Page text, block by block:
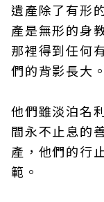
遺產除了有形
產是無形的身
那裡得到任何
們的背影長大。
他們雖淡泊名
間永不止息的
產，他們的行
範。